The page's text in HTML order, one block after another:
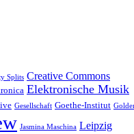
Splits Creative Commons
Elektronische Musik
Gesellschaft Goethe-Institut
Jasmina Maschina Leipzig